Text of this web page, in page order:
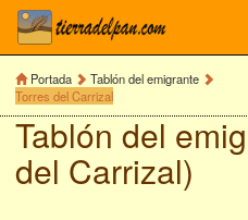
Portada
Tablón del emigrante
Torres del Carrizal
Tablón del
del Carrizal)